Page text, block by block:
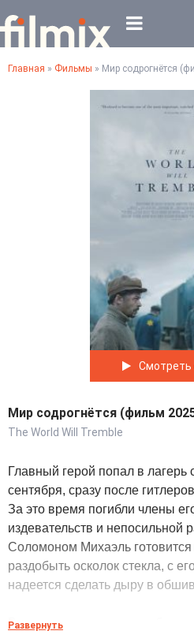
Главная » Фильмы » Мир содрогнётся
Смотреть
Мир содрогнётся (фильм
The World Will Tremble
Главный герой попал в лагерь
сентября, сразу после
За это время погибли члены
издевательств и непосильной
Соломоном Михаэль готовится
раздобыть осколок стекла, с
надеется сделать дыру в
В этот день узников
Развернуть